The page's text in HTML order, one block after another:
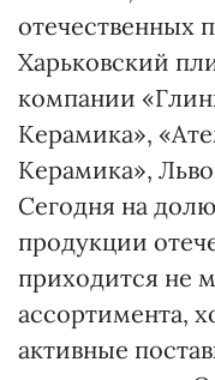
отечественных
Харьковский
компании
Керамика»,
Керамика»,
Сегодня на
продукции
приходится не
ассортимента,
активные